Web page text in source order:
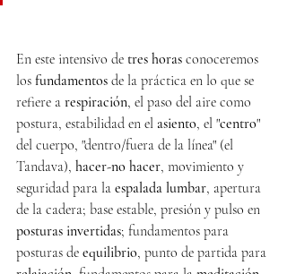
En este intensivo de tres horas conoceremos
los fundamentos de la práctica en lo que se
refiere a respiración, el paso del aire como
postura, estabilidad en el asiento, el "centro"
del cuerpo, "dentro/fuera de la línea" (el
Tandava), hacer-no hacer, movimiento y
seguridad para la espalada lumbar, apertura
de la cadera; base estable, presión y pulso en
posturas invertidas; fundamentos para
posturas de equilibrio, punto de partida para